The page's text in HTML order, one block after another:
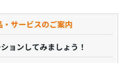
サービスのご案内
ョンしてみましょう！